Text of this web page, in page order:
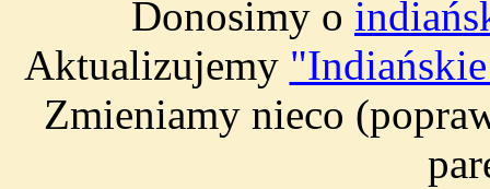
Donosimy o
Aktualizujemy
Zmieniamy nieco